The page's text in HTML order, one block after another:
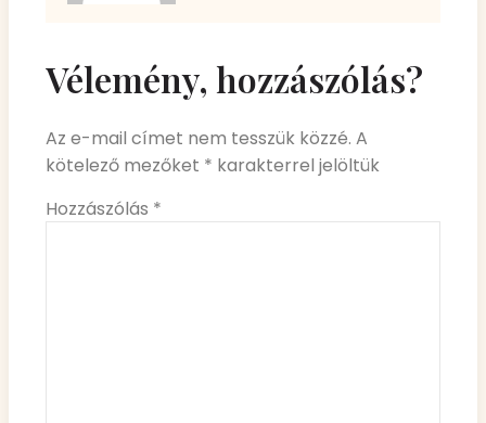
Vélemény, hozzászólás?
Az e-mail címet nem tesszük közzé. A
kötelező mezőket * karakterrel jelöltük
Hozzászólás *